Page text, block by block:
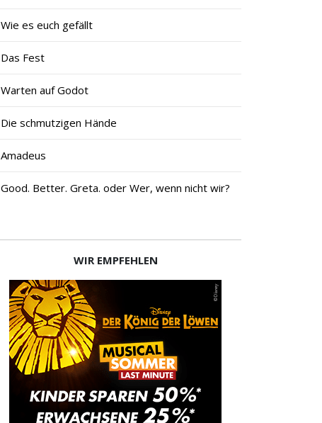
Wie es euch gefällt
Das Fest
Warten auf Godot
Die schmutzigen Hände
Amadeus
Good. Better. Greta. oder Wer, wenn nicht wir?
WIR EMPFEHLEN